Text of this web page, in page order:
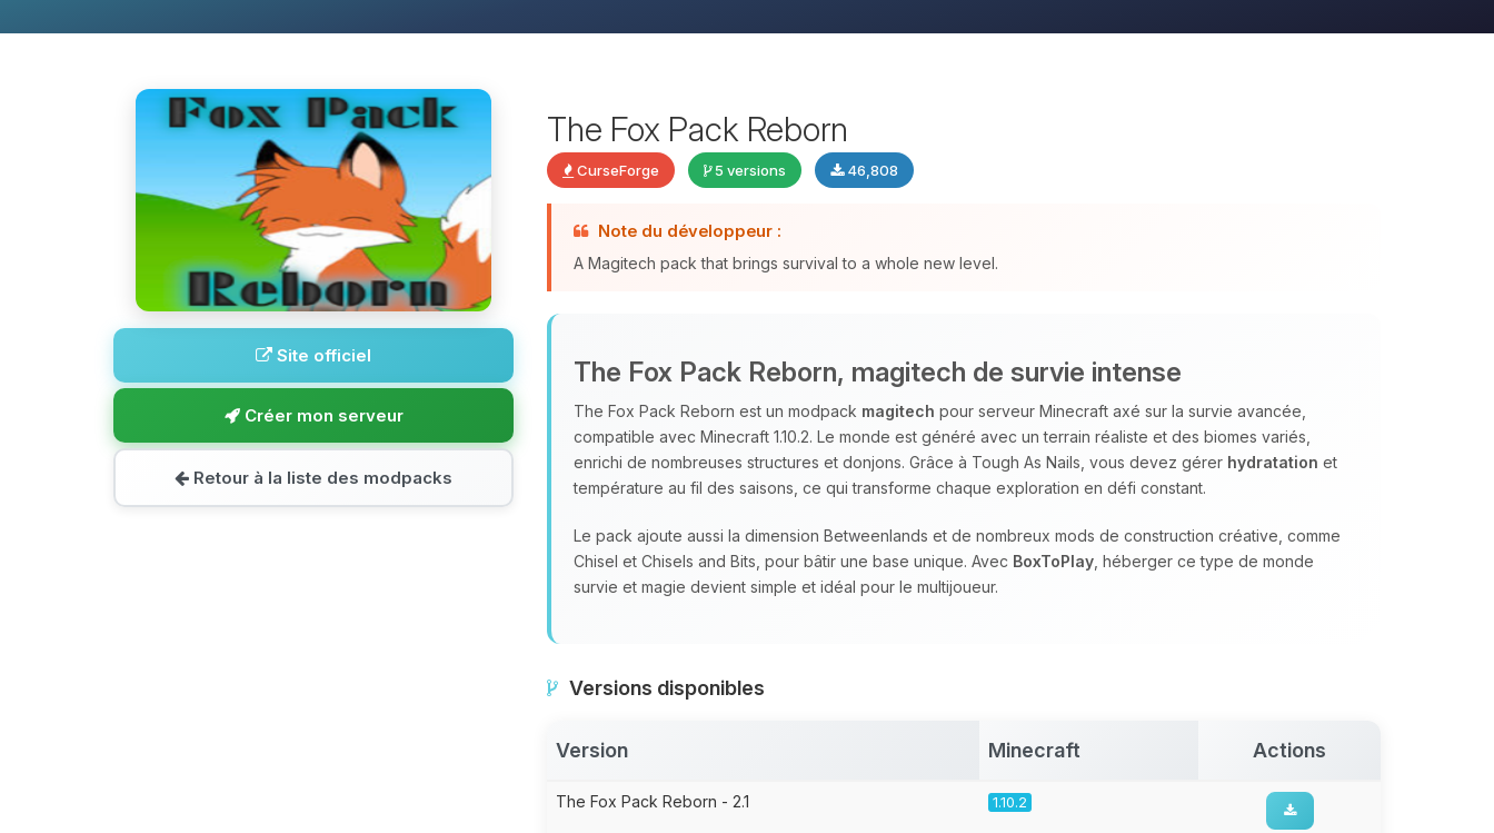
Site officiel
Créer mon serveur
Retour à la liste des modpacks
The Fox Pack Reborn
CurseForge 5 versions 46,808
Note du développeur :
A Magitech pack that brings survival to a whole new level.
The Fox Pack Reborn, magitech de survie intense
The Fox Pack Reborn est un modpack magitech pour serveur Minecraft axé sur la survie avancée,
compatible avec Minecraft 1.10.2. Le monde est généré avec un terrain réaliste et des biomes variés,
enrichi de nombreuses structures et donjons. Grâce à Tough As Nails, vous devez gérer hydratation et
température au fil des saisons, ce qui transforme chaque exploration en défi constant.
Le pack ajoute aussi la dimension Betweenlands et de nombreux mods de construction créative, comme
Chisel et Chisels and Bits, pour bâtir une base unique. Avec BoxToPlay , héberger ce type de monde
survie et magie devient simple et idéal pour le multijoueur.
Versions disponibles
Version Minecraft Actions
The Fox Pack Reborn - 2.1 1.10.2